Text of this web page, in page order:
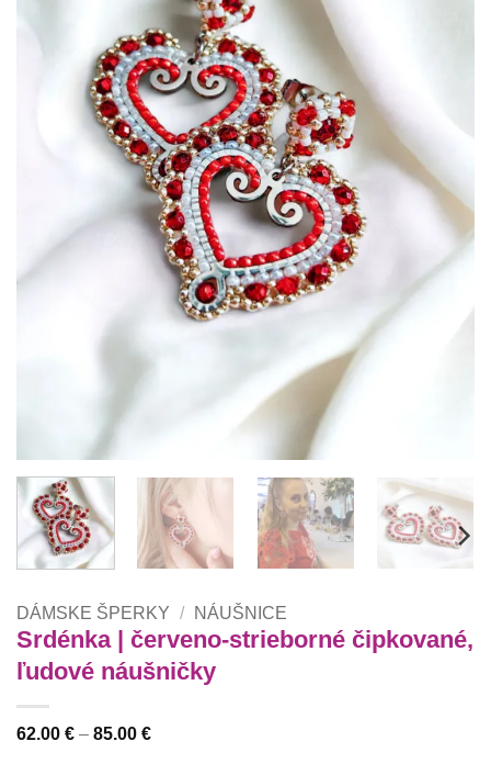
DÁMSKE ŠPERKY / NÁUŠNICE
Srdénka | červeno-strieborné čipkované,
ľudové náušničky
62.00 € – 85.00 €Price